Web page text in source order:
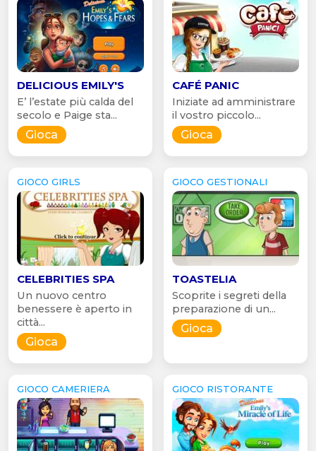
DELICIOUS EMILY'S
E’ l’estate più calda del
secolo e Paige sta...
Gioca
CAFÉ PANIC
Iniziate ad amministrare
il vostro piccolo...
Gioca
GIOCO GIRLS
CELEBRITIES SPA
Un nuovo centro
benessere è aperto in
città...
Gioca
GIOCO GESTIONALI
TOASTELIA
Scoprite i segreti della
preparazione di un...
Gioca
GIOCO CAMERIERA GIOCO RISTORANTE